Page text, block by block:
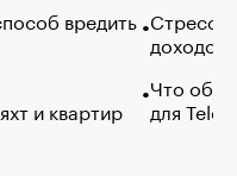
вредить
и квартир
Стресс
доходов
Что
для